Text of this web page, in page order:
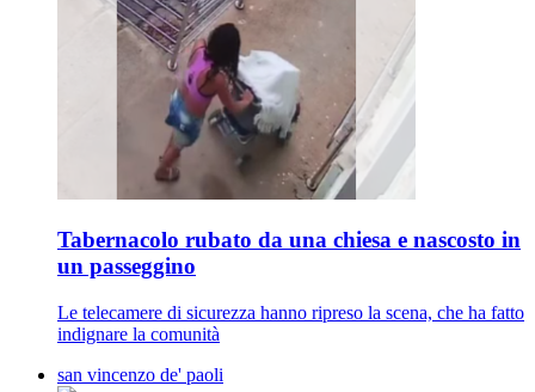
Tabernacolo rubato da una chiesa e nascosto in
un passeggino
Le telecamere di sicurezza hanno ripreso la scena, che ha fatto
indignare la comunità
san vincenzo de' paoli